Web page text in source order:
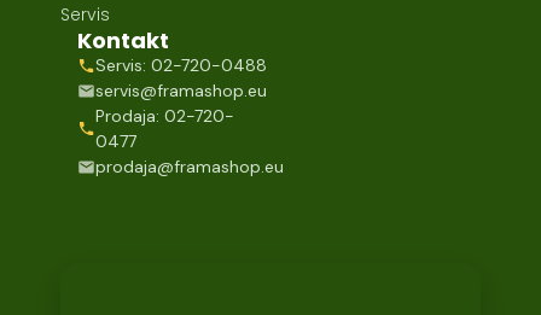
Servis
Kontakt
Servis: 02-720-0488
servis@framashop.eu
Prodaja: 02-720-
0477
prodaja@framashop.eu